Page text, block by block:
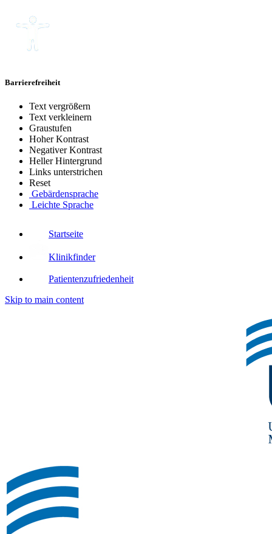
Barrierefreiheit
Text vergrößern
Text verkleinern
Graustufen
Hoher Kontrast
Negativer Kontrast
Heller Hintergrund
Links unterstrichen
Reset
Gebärdensprache
Leichte Sprache
Startseite
Klinikfinder
Patientenzufriedenheit
Skip to main content